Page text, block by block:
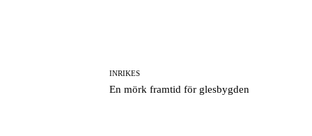
INRIKES
En mörk framtid för glesbygden